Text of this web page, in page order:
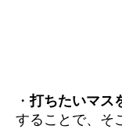
・打ちたいマス
することで、そ